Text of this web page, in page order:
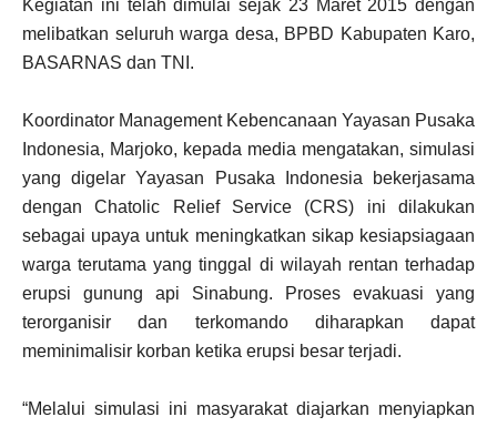
Kegiatan ini telah dimulai sejak 23 Maret 2015 dengan
melibatkan seluruh warga desa, BPBD Kabupaten Karo,
BASARNAS dan TNI.
Koordinator Management Kebencanaan Yayasan Pusaka
Indonesia, Marjoko, kepada media mengatakan, simulasi
yang digelar Yayasan Pusaka Indonesia bekerjasama
dengan Chatolic Relief Service (CRS) ini dilakukan
sebagai upaya untuk meningkatkan sikap kesiapsiagaan
warga terutama yang tinggal di wilayah rentan terhadap
erupsi gunung api Sinabung. Proses evakuasi yang
terorganisir dan terkomando diharapkan dapat
meminimalisir korban ketika erupsi besar terjadi.
“Melalui simulasi ini masyarakat diajarkan menyiapkan